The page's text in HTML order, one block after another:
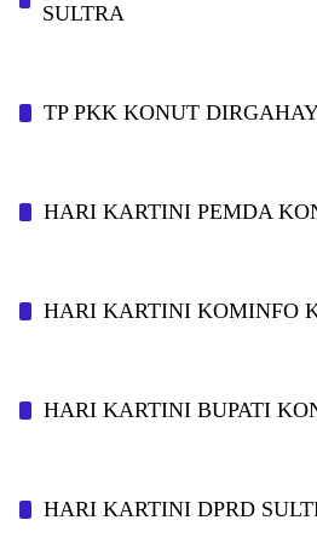
SULTRA
TP PKK KONUT
HARI KARTINI PEMDA
HARI KARTINI KOMINFO
HARI KARTINI BUPATI
HARI KARTINI DPRD